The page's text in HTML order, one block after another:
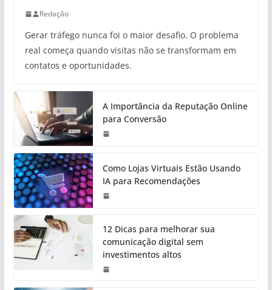
Redação
Gerar tráfego nunca foi o maior desafio. O problema
real começa quando visitas não se transformam em
contatos e oportunidades.
A Importância da Reputação Online
para Conversão
Como Lojas Virtuais Estão Usando
IA para Recomendações
12 Dicas para melhorar sua
comunicação digital sem
investimentos altos